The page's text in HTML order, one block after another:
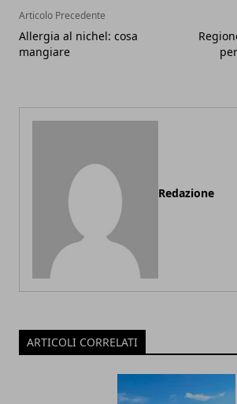
Articolo Precedente
Allergia al nichel: cosa
mangiare
Redazione
ARTICOLI CORRELATI